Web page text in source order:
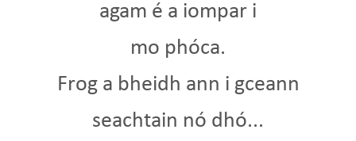
agam é a iompar i
mo phóca.
Frog a bheidh ann i gceann
seachtain nó dhó...